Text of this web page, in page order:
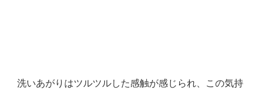
洗いあがりはツルツルした感触が感じられ、この気持